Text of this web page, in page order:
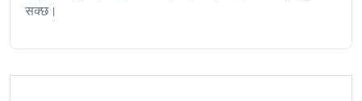
सक्छ।